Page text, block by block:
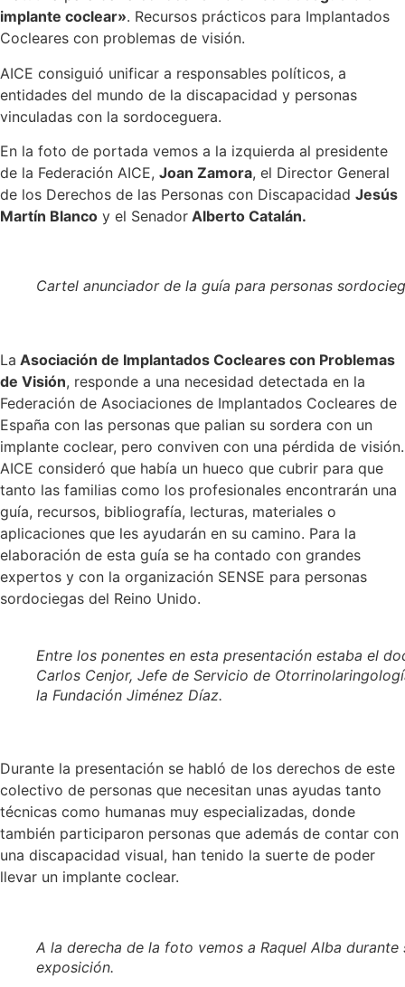
implante coclear». Recursos prácticos para Implantados
Cocleares con problemas de visión.
AICE consiguió unificar a responsables políticos, a
entidades del mundo de la discapacidad y personas
vinculadas con la sordoceguera.
En la foto de portada vemos a la izquierda al presidente
de la Federación AICE, Joan Zamora, el Director General
de los Derechos de las Personas con Discapacidad Jesús
Martín Blanco y el Senador Alberto Catalán.
Cartel anunciador de la guía para personas
La Asociación de Implantados Cocleares con Problemas
de Visión, responde a una necesidad detectada en la
Federación de Asociaciones de Implantados Cocleares de
España con las personas que palian su sordera con un
implante coclear, pero conviven con una pérdida de visión.
AICE consideró que había un hueco que cubrir para que
tanto las familias como los profesionales encontrarán una
guía, recursos, bibliografía, lecturas, materiales o
aplicaciones que les ayudarán en su camino. Para la
elaboración de esta guía se ha contado con grandes
expertos y con la organización SENSE para personas
sordociegas del Reino Unido.
Entre los ponentes en esta presentación estaba el
Carlos Cenjor, Jefe de Servicio de
la Fundación Jiménez Díaz.
Durante la presentación se habló de los derechos de este
colectivo de personas que necesitan unas ayudas tanto
técnicas como humanas muy especializadas, donde
también participaron personas que además de contar con
una discapacidad visual, han tenido la suerte de poder
llevar un implante coclear.
A la derecha de la foto vemos a Raquel Alba durante
exposición.